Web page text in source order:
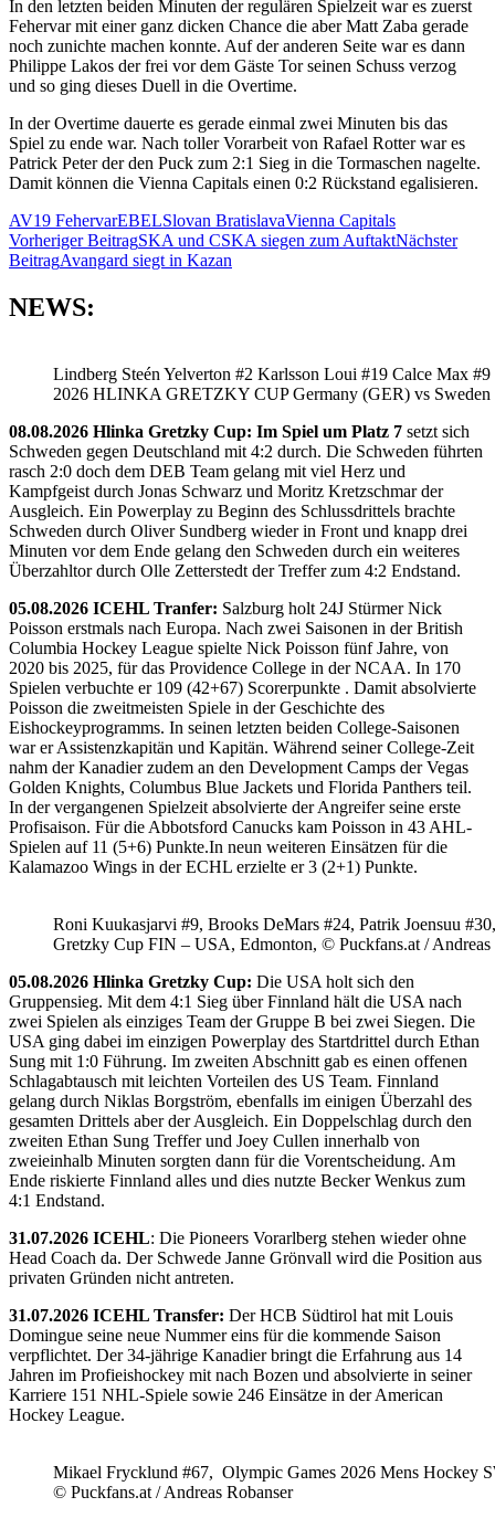
In den letzten beiden Minuten der regulären Spielzeit war es zuerst
Fehervar mit einer ganz dicken Chance die aber Matt Zaba gerade
noch zunichte machen konnte. Auf der anderen Seite war es dann
Philippe Lakos der frei vor dem Gäste Tor seinen Schuss verzog
und so ging dieses Duell in die Overtime.
In der Overtime dauerte es gerade einmal zwei Minuten bis das
Spiel zu ende war. Nach toller Vorarbeit von Rafael Rotter war es
Patrick Peter der den Puck zum 2:1 Sieg in die Tormaschen nagelte.
Damit können die Vienna Capitals einen 0:2 Rückstand egalisieren.
AV19 FehervarEBELSlovan BratislavaVienna Capitals
Beitragsnavigation
Vorheriger BeitragSKA und CSKA siegen zum AuftaktNächster
BeitragAvangard siegt in Kazan
NEWS:
Lindberg Steén Yelverton #2 Karlsson Loui #19 Calce Max #9
2026 HLINKA GRETZKY CUP Germany (GER) vs Sweden
08.08.2026 Hlinka Gretzky Cup: Im Spiel um Platz 7 setzt sich
Schweden gegen Deutschland mit 4:2 durch. Die Schweden führten
rasch 2:0 doch dem DEB Team gelang mit viel Herz und
Kampfgeist durch Jonas Schwarz und Moritz Kretzschmar der
Ausgleich. Ein Powerplay zu Beginn des Schlussdrittels brachte
Schweden durch Oliver Sundberg wieder in Front und knapp drei
Minuten vor dem Ende gelang den Schweden durch ein weiteres
Überzahltor durch Olle Zetterstedt der Treffer zum 4:2 Endstand.
05.08.2026 ICEHL Tranfer: Salzburg holt 24J Stürmer Nick
Poisson erstmals nach Europa. Nach zwei Saisonen in der British
Columbia Hockey League spielte Nick Poisson fünf Jahre, von
2020 bis 2025, für das Providence College in der NCAA. In 170
Spielen verbuchte er 109 (42+67) Scorerpunkte . Damit absolvierte
Poisson die zweitmeisten Spiele in der Geschichte des
Eishockeyprogramms. In seinen letzten beiden College-Saisonen
war er Assistenzkapitän und Kapitän. Während seiner College-Zeit
nahm der Kanadier zudem an den Development Camps der Vegas
Golden Knights, Columbus Blue Jackets und Florida Panthers teil.
In der vergangenen Spielzeit absolvierte der Angreifer seine erste
Profisaison. Für die Abbotsford Canucks kam Poisson in 43 AHL-
Spielen auf 11 (5+6) Punkte.In neun weiteren Einsätzen für die
Kalamazoo Wings in der ECHL erzielte er 3 (2+1) Punkte.
Roni Kuukasjarvi #9, Brooks DeMars #24, Patrik Joensuu
Gretzky Cup FIN – USA, Edmonton, © Puckfans.at / Andreas
05.08.2026 Hlinka Gretzky Cup: Die USA holt sich den
Gruppensieg. Mit dem 4:1 Sieg über Finnland hält die USA nach
zwei Spielen als einziges Team der Gruppe B bei zwei Siegen. Die
USA ging dabei im einzigen Powerplay des Startdrittel durch Ethan
Sung mit 1:0 Führung. Im zweiten Abschnitt gab es einen offenen
Schlagabtausch mit leichten Vorteilen des US Team. Finnland
gelang durch Niklas Borgström, ebenfalls im einigen Überzahl des
gesamten Drittels aber der Ausgleich. Ein Doppelschlag durch den
zweiten Ethan Sung Treffer und Joey Cullen innerhalb von
zweieinhalb Minuten sorgten dann für die Vorentscheidung. Am
Ende riskierte Finnland alles und dies nutzte Becker Wenkus zum
4:1 Endstand.
31.07.2026 ICEHL: Die Pioneers Vorarlberg stehen wieder ohne
Head Coach da. Der Schwede Janne Grönvall wird die Position aus
privaten Gründen nicht antreten.
31.07.2026 ICEHL Transfer: Der HCB Südtirol hat mit Louis
Domingue seine neue Nummer eins für die kommende Saison
verpflichtet. Der 34-jährige Kanadier bringt die Erfahrung aus 14
Jahren im Profieishockey mit nach Bozen und absolvierte in seiner
Karriere 151 NHL-Spiele sowie 246 Einsätze in der American
Hockey League.
Mikael Frycklund #67, Olympic Games 2026 Mens Hockey
© Puckfans.at / Andreas Robanser